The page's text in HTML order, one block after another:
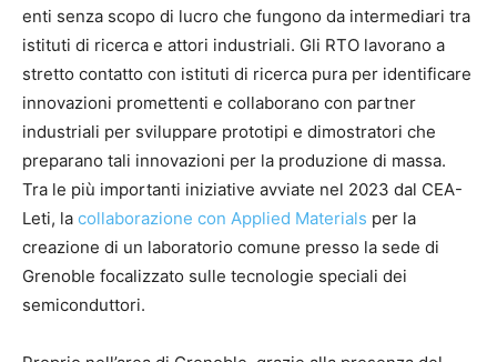
enti senza scopo di lucro che fungono da intermediari tra
istituti di ricerca e attori industriali. Gli RTO lavorano a
stretto contatto con istituti di ricerca pura per identificare
innovazioni promettenti e collaborano con partner
industriali per sviluppare prototipi e dimostratori che
preparano tali innovazioni per la produzione di massa.
Tra le più importanti iniziative avviate nel 2023 dal CEA-
Leti, la collaborazione con Applied Materials per la
creazione di un laboratorio comune presso la sede di
Grenoble focalizzato sulle tecnologie speciali dei
semiconduttori.